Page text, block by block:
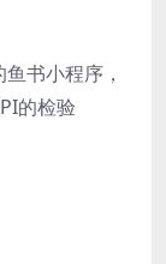
书小程序，
的检验